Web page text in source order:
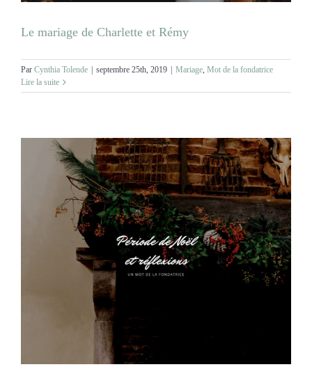
Le mariage de Charlette et Rémy
Par Cynthia Tolende septembre 25th, 2019 Mariage, Mot de la fondatrice
Lire la suite